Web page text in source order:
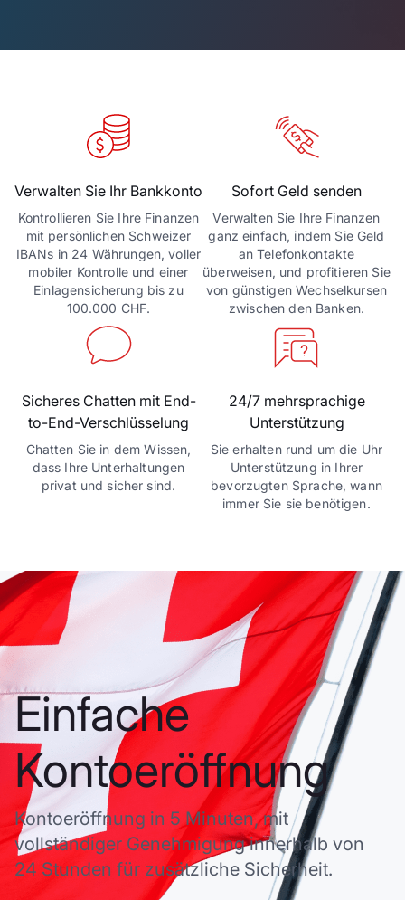
Verwalten Sie Ihr Bankkonto
Kontrollieren Sie Ihre Finanzen
mit persönlichen Schweizer
IBANs in 24 Währungen, voller
mobiler Kontrolle und einer
Einlagensicherung bis zu
100.000 CHF.
Sofort Geld senden
Verwalten Sie Ihre Finanzen
ganz einfach, indem Sie Geld
an Telefonkontakte
überweisen, und profitieren Sie
von günstigen Wechselkursen
zwischen den Banken.
Sicheres Chatten mit End-
to-End-Verschlüsselung
Chatten Sie in dem Wissen,
dass Ihre Unterhaltungen
privat und sicher sind.
24/7 mehrsprachige
Unterstützung
Sie erhalten rund um die Uhr
Unterstützung in Ihrer
bevorzugten Sprache, wann
immer Sie sie benötigen.
Einfache
Kontoeröffnung
Kontoeröffnung in 5 Minuten, mit
vollständiger Genehmigung innerhalb von
24 Stunden für zusätzliche Sicherheit.